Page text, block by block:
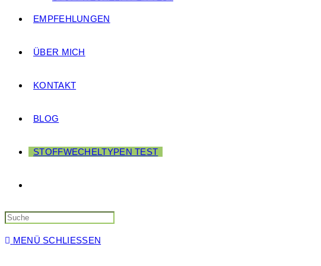
EMPFEHLUNGEN
ÜBER MICH
KONTAKT
BLOG
STOFFWECHELTYPEN TEST
MENÜ SCHLIESSEN